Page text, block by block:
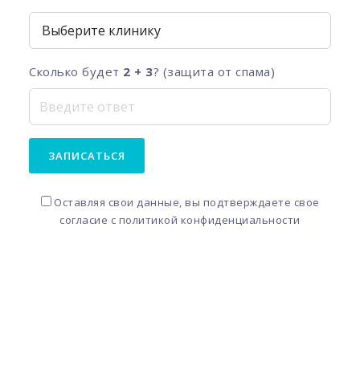
Сколько будет 2 + 3? (защита от спама)
ЗАПИСАТЬСЯ
Оставляя свои данные, вы подтверждаете свое
согласие с политикой конфиденциальности